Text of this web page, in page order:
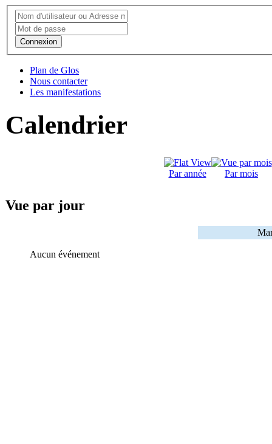
Connexion
Plan de Glos
Nous contacter
Les manifestations
Calendrier
Par année Par mois
Vue par jour
Aucun événement